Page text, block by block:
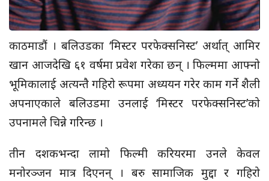
काठमाडौं । बलिउडका ‘मिस्टर परफेक्सनिस्ट’ अर्थात् आमिर
खान आजदेखि ६१ वर्षमा प्रवेश गरेका छन् । फिल्ममा आफ्नो
भूमिकालाई अत्यन्तै गहिरो रूपमा अध्ययन गरेर काम गर्ने शैली
अपनाएकाले बलिउडमा उनलाई ‘मिस्टर परफेक्सनिस्ट’को
उपनामले चिन्ने गरिन्छ ।
तीन दशकभन्दा लामो फिल्मी करियरमा उनले केवल
मनोरञ्जन मात्र दिएनन् । बरु सामाजिक मुद्दा र गहिरो